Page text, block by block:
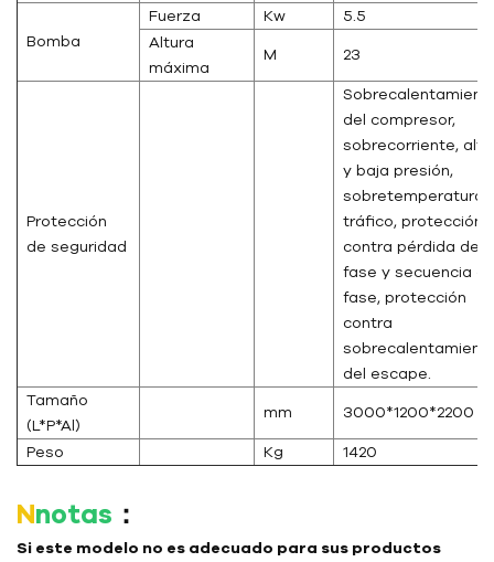
Bomba
Fuerza Kw
5.5
Altura
máxima
M 23
Protección
de seguridad
del compresor,
sobrecorriente, alta
y baja presión,
sobretemperatura,
tráfico, protección
contra pérdida de
fase y secuencia
fase, protección
contra
del escape.
Tamaño
(L*P*Al)
mm 3000*1200*2200
Peso Kg 1420
Nnotas ：
Si este modelo no es adecuado para sus productos